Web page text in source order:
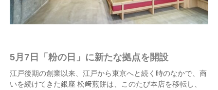
5月7日「粉の日」に新たな拠点を開設
江戸後期の創業以来、江戸から東京へと続く時のなかで、商
いを続けてきた銀座 松﨑煎餅は、このたび本店を移転し、